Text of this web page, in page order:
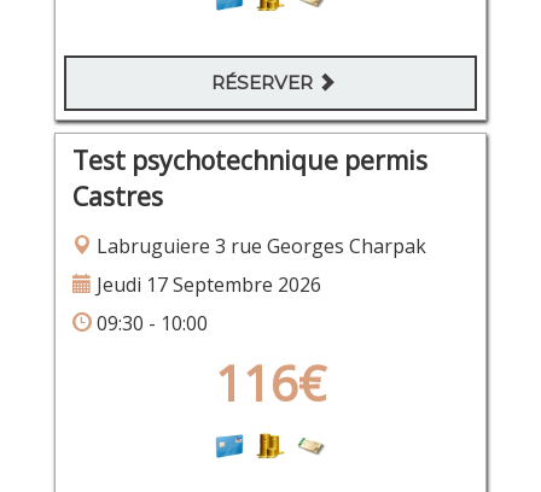
RÉSERVER
Test psychotechnique permis
Castres
Labruguiere 3 rue Georges Charpak
Jeudi 17 Septembre 2026
09:30 - 10:00
116€